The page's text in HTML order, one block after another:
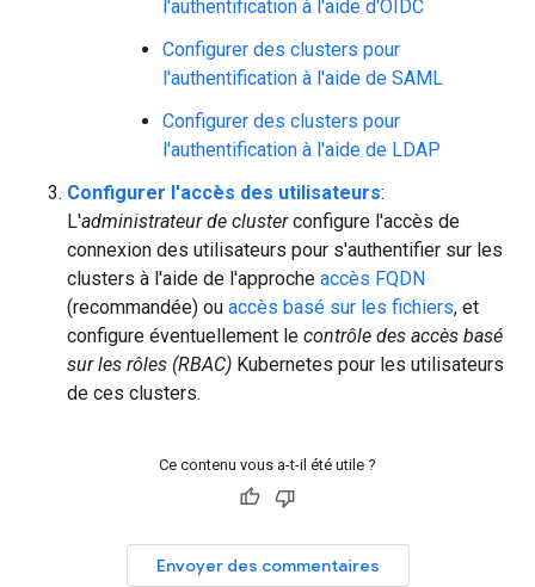
l'authentification à l'aide d'OIDC
Configurer des clusters pour
l'authentification à l'aide de SAML
Configurer des clusters pour
l'authentification à l'aide de LDAP
Configurer l'accès des utilisateurs:
L'administrateur de clusterconfigure l'accès de
connexion des utilisateurs pour s'authentifier sur les
clusters à l'aide de l'approche accès FQDN
(recommandée) ou accès basé sur les fichiers, et
configure éventuellement le contrôle des accès basé
sur les rôles (RBAC) Kubernetes pour les utilisateurs
de ces clusters.
Ce contenu vous a-t-il été utile ?
Envoyer des commentaires